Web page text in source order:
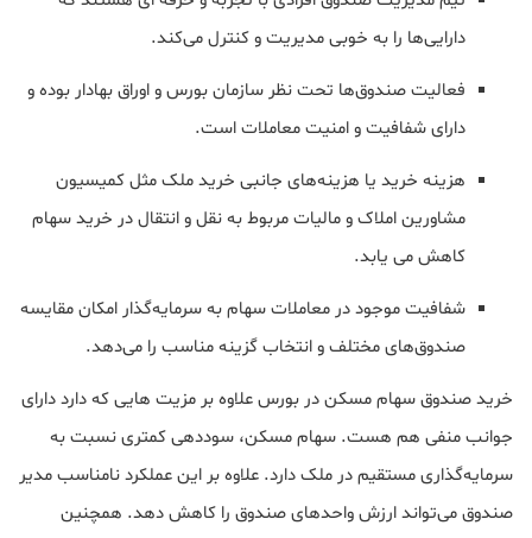
دارایی‌ها را به خوبی مدیریت و کنترل می‌کند.
فعالیت صندوق‌ها تحت نظر سازمان بورس و اوراق بهادار بوده و
دارای شفافیت و امنیت معاملات است.
هزینه خرید یا هزینه‌های جانبی خرید ملک مثل کمیسیون
مشاورین املاک و مالیات مربوط به نقل و انتقال در خرید سهام
کاهش می یابد.
شفافیت موجود در معاملات سهام به سرمایه‌گذار امکان مقایسه
صندوق‌های مختلف و انتخاب گزینه مناسب را می‌دهد.
خرید صندوق سهام مسکن در بورس علاوه بر مزیت هایی که دارد دارای
جوانب منفی هم هست. سهام مسکن، سوددهی کمتری نسبت به
سرمایه‌گذاری مستقیم در ملک دارد. علاوه بر این عملکرد نامناسب مدیر
صندوق می‌تواند ارزش واحدهای صندوق را کاهش دهد. همچنین